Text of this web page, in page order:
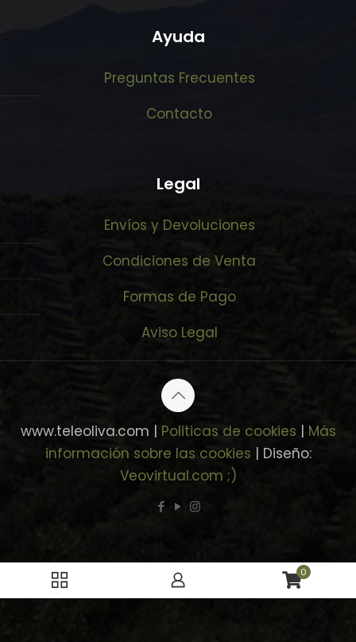
Ayuda
Preguntas Frecuentes
Contacto
Legal
Envíos y Devoluciones
Condiciones de Venta
Formas de Pago
Aviso Legal
www.teleoliva.com | Politicas de cookies | Más
información sobre las cookies | Diseño:
Veovirtual.com ;)
0